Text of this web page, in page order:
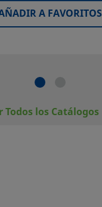
A FAVORITOS
Todos los Catálogos